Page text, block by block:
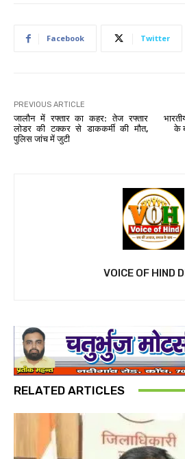
Facebook Twitter
PREVIOUS ARTICLE
जालौन में रफ्तार का कहर: तेज रफ्तार
लोडर की टक्कर से डाककर्मी की मौत,
पुलिस जांच में जुटी
के
VOICE OF HIND
RELATED ARTICLES